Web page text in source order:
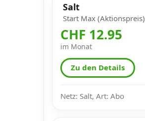
Salt
Start Max (Aktionspreis)
CHF 12.95
im Monat
Zu den Details
Netz: Salt, Art: Abo